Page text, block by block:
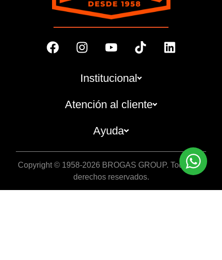
Institucional
Atención al cliente
Ayuda
Copyright © 1958-2026 BROGAS GROUP. Todos los
derechos reservados.